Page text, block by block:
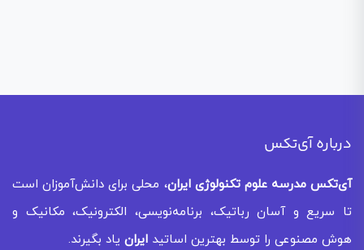
درباره آی‌تکس
آی‌تکس مدرسه علوم تکنولوژی ایران، محلی برای دانش‌آموزان است
تا سریع و آسان رباتیک، برنامه‌نویسی، الکترونیک، مکانیک و
هوش مصنوعی را توسط بهترین اساتید ایران یاد بگیرند.